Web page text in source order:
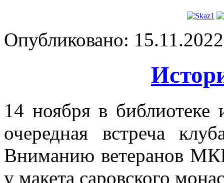
Опубликовано:
14 ноября в библиотеке
очередная встреча
Вниманию ветеранов
у макета саровского